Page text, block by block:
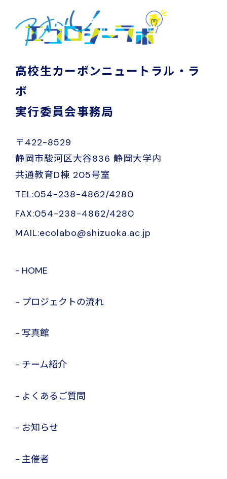
高校生カーボンニュートラル・ラ
ボ
実行委員会事務局
〒422-8529
静岡市駿河区大谷836 静岡大学内
共通教育D棟 205号室
TEL:054-238-4862/4280
FAX:054-238-4862/4280
MAIL:ecolabo@shizuoka.ac.jp
HOME
プロジェクトの流れ
写真館
チーム紹介
よくあるご質問
お知らせ
主催者